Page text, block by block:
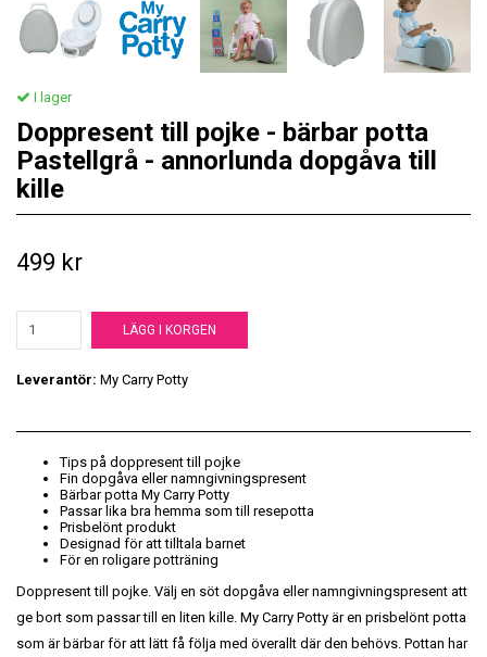
I lager
Doppresent till pojke - bärbar potta
Pastellgrå - annorlunda dopgåva till
kille
499 kr
LÄGG I KORGEN
Leverantör: My Carry Potty
Tips på doppresent till pojke
Fin dopgåva eller namngivningspresent
Bärbar potta My Carry Potty
Passar lika bra hemma som till resepotta
Prisbelönt produkt
Designad för att tilltala barnet
För en roligare potträning
Doppresent till pojke. Välj en söt dopgåva eller namngivningspresent att
ge bort som passar till en liten kille. My Carry Potty är en prisbelönt potta
som är bärbar för att lätt få följa med överallt där den behövs. Pottan har